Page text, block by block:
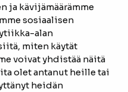
ja kävijämäärämme
sosiaalisen
alan
miten käytät
voivat yhdistää näitä
olet antanut heille tai
heidän